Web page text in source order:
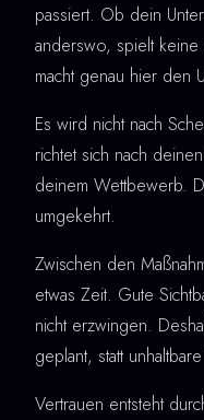
passiert. Ob dein
anderswo, spielt
macht genau hier den
Es wird nicht nach
richtet sich nach
deinem Wettbewerb.
umgekehrt.
Zwischen den
etwas Zeit. Gute
nicht erzwingen.
geplant, statt
Vertrauen entsteht